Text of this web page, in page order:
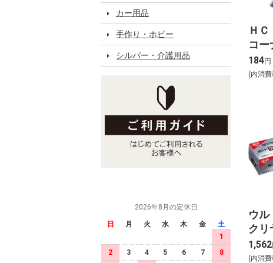
カー用品
手作り・ホビー
シルバー・介護用品
2026年8月の定休日
日 月 火 水 木 金
土
1
2
3 4 5 6 7
8
Ｈ
コー
184円
(内消
ウル
クリ
1,562
(内消